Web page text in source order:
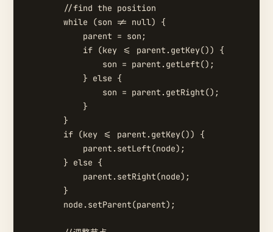
        //find the position
        while (son != null) {
            parent = son;
            if (key <= parent.getKey()) {
                son = parent.getLeft();
            } else {
                son = parent.getRight();
            }
        }
        if (key <= parent.getKey()) {
            parent.setLeft(node);
        } else {
            parent.setRight(node);
        }
        node.setParent(parent);